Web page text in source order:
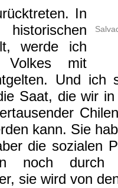
In
werde ich
mit
Und ich
Saat, die wir
kann. Sie
die sozialen
noch durch
sie wird von